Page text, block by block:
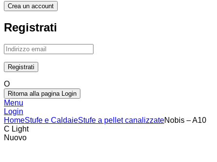
Crea un account
Registrati
O
Ritorna alla pagina Login
Menu
Login
HomeStufe e CaldaieStufe a pellet canalizzateNobis – A10
C Light
Nuovo